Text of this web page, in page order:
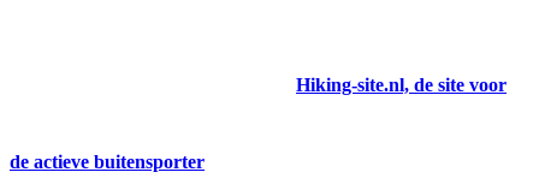
Hiking-site.nl, de site voor
de actieve buitensporter